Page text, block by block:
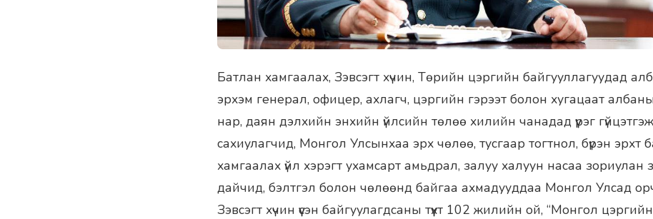
Батлан хамгаалах, Зэвсэгт хүчин, Төрийн цэргийн байгууллагуудад
эрхэм генерал, офицер, ахлагч, цэргийн гэрээт болон хугацаат албаны
нар, даян дэлхийн энхийн үйлсийн төлөө хилийн чанадад үүрэг
сахиулагчид, Монгол Улсынхаа эрх чөлөө, тусгаар тогтнол, бүрэн эрхт
хамгаалах үйл хэрэгт ухамсарт амьдрал, залуу халуун насаа зориулан
дайчид, бэлтгэл болон чөлөөнд байгаа ахмадууддаа Монгол Улсад
Зэвсэгт хүчин үүсэн байгуулагдсаны түүхт 102 жилийн ой, “Монгол